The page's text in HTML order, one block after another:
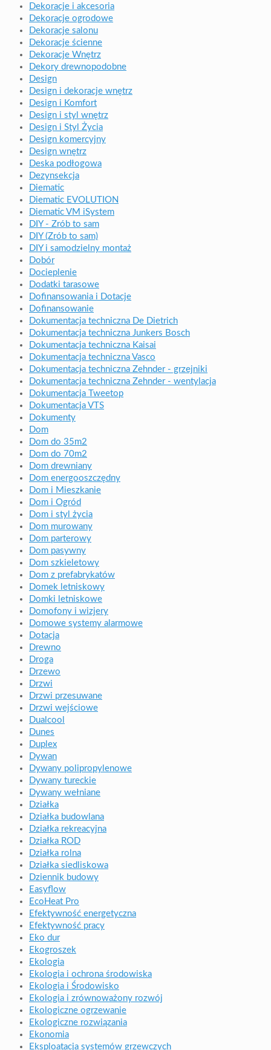
Dekoracje i akcesoria
Dekoracje ogrodowe
Dekoracje salonu
Dekoracje ścienne
Dekoracje Wnętrz
Dekory drewnopodobne
Design
Design i dekoracje wnętrz
Design i Komfort
Design i styl wnętrz
Design i Styl Życia
Design komercyjny
Design wnętrz
Deska podłogowa
Dezynsekcja
Diematic
Diematic EVOLUTION
Diematic VM iSystem
DIY - Zrób to sam
DIY (Zrób to sam)
DIY i samodzielny montaż
Dobór
Docieplenie
Dodatki tarasowe
Dofinansowania i Dotacje
Dofinansowanie
Dokumentacja techniczna De Dietrich
Dokumentacja techniczna Junkers Bosch
Dokumentacja techniczna Kaisai
Dokumentacja techniczna Vasco
Dokumentacja techniczna Zehnder - grzejniki
Dokumentacja techniczna Zehnder - wentylacja
Dokumentacja Tweetop
Dokumentacja VTS
Dokumenty
Dom
Dom do 35m2
Dom do 70m2
Dom drewniany
Dom energooszczędny
Dom i Mieszkanie
Dom i Ogród
Dom i styl życia
Dom murowany
Dom parterowy
Dom pasywny
Dom szkieletowy
Dom z prefabrykatów
Domek letniskowy
Domki letniskowe
Domofony i wizjery
Domowe systemy alarmowe
Dotacja
Drewno
Droga
Drzewo
Drzwi
Drzwi przesuwane
Drzwi wejściowe
Dualcool
Dunes
Duplex
Dywan
Dywany polipropylenowe
Dywany tureckie
Dywany wełniane
Działka
Działka budowlana
Działka rekreacyjna
Działka ROD
Działka rolna
Działka siedliskowa
Dziennik budowy
Easyflow
EcoHeat Pro
Efektywność energetyczna
Efektywność pracy
Eko dur
Ekogroszek
Ekologia
Ekologia i ochrona środowiska
Ekologia i Środowisko
Ekologia i zrównoważony rozwój
Ekologiczne ogrzewanie
Ekologiczne rozwiązania
Ekonomia
Eksploatacja systemów grzewczych